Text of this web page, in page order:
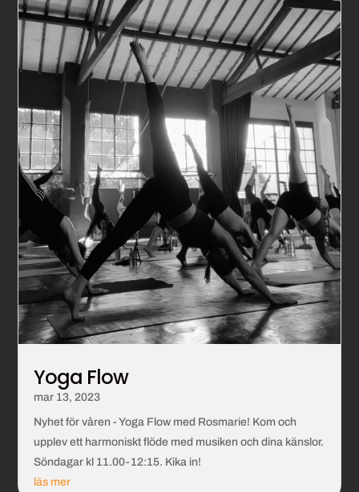
Yoga Flow
mar 13, 2023
Nyhet för våren - Yoga Flow med Rosmarie! Kom och
upplev ett harmoniskt flöde med musiken och dina känslor.
Söndagar kl 11.00-12:15. Kika in!
läs mer